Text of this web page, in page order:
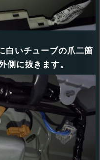
白いチューブの爪二箇
側に抜きます。